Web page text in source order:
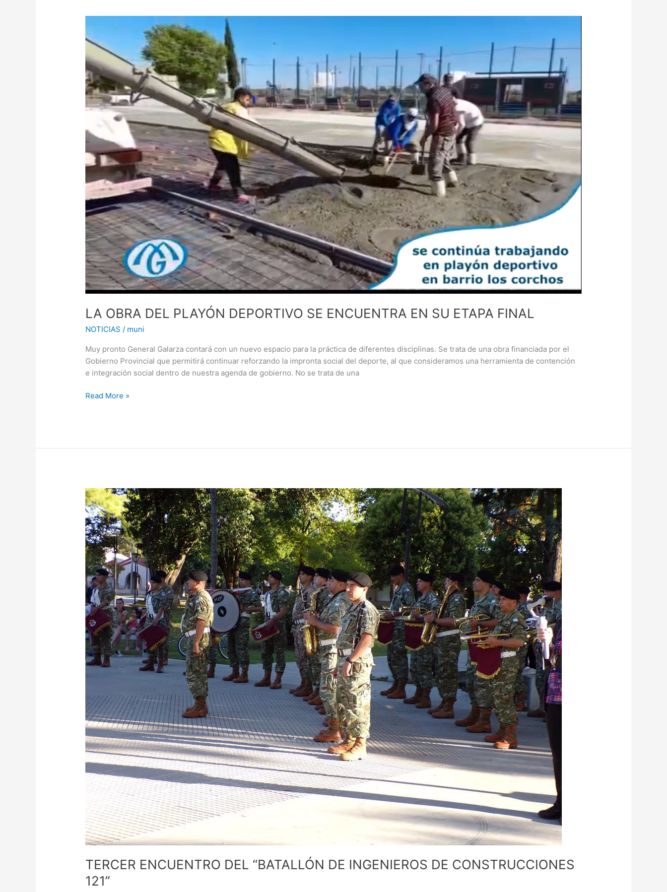
LA OBRA DEL PLAYÓN DEPORTIVO SE ENCUENTRA EN SU ETAPA FINAL
NOTICIAS / muni
Muy pronto General Galarza contará con un nuevo espacio para la práctica de diferentes disciplinas. Se trata de una obra financiada por el
Gobierno Provincial que permitirá continuar reforzando la impronta social del deporte, al que consideramos una herramienta de contención
e integración social dentro de nuestra agenda de gobierno. No se trata de una
OBRA
DEL
PLAYÓN
DEPORTIVO
SE
ENCUENTRA
EN
ETAPA
FINAL
Read More »
TERCER ENCUENTRO DEL “BATALLÓN DE INGENIEROS DE CONSTRUCCIONES
121”
TERCER
ENCUENTRO
DEL
“BATALLÓN
DE
INGENIEROS
DE
CONSTRUCCIONES
121”